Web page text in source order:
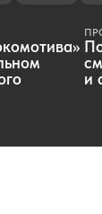
и